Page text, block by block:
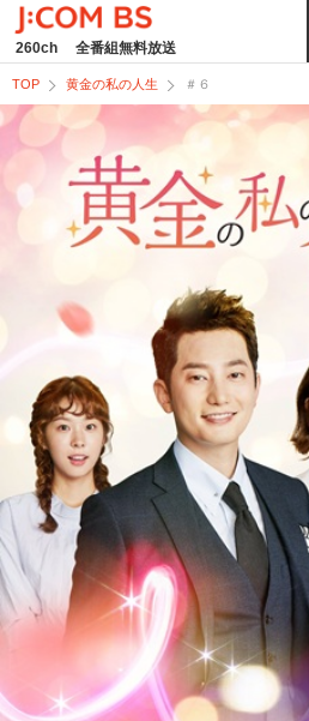
260ch 全番組無料放送
TOP 黄金の私の人生 ＃６